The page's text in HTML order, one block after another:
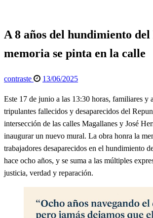
A 8 años del hundimiento
memoria se pinta en la calle
contraste
Publicado
13/06/2025
Este 17 de junio a las 13:30 horas, familiares y
tripulantes fallecidos y desaparecidos del
intersección de las calles Magallanes y José
inaugurar un nuevo mural. La obra honra la
trabajadores desaparecidos en el hundimiento
hace ocho años, y se suma a las múltiples
justicia, verdad y reparación.